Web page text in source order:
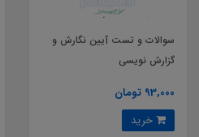
سوالات و تست آیین نگارش و
گزارش نویسی
93,000 تومان